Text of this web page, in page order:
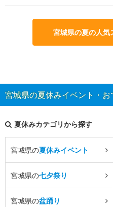
宮城県の夏の人気
宮城県の夏休みイベント・
夏休みカテゴリから探す
宮城県の夏休みイベント
宮城県の七夕祭り
宮城県の盆踊り